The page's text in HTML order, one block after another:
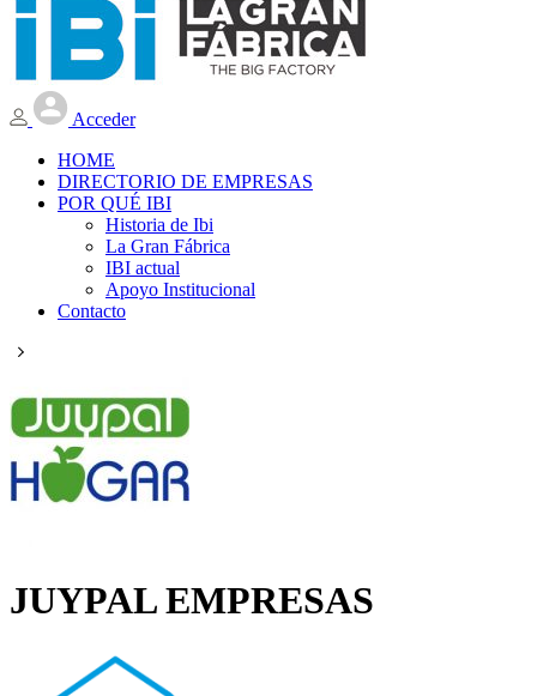
Acceder
HOME
DIRECTORIO DE EMPRESAS
POR QUÉ IBI
Historia de Ibi
La Gran Fábrica
IBI actual
Apoyo Institucional
Contacto
JUYPAL EMPRESAS